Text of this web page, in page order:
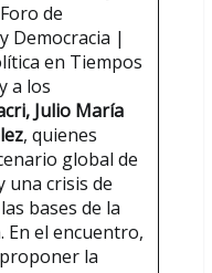
de
Democracia |
en Tiempos
a los
Julio María
, quienes
global de
una crisis de
bases de la
En el encuentro,
la